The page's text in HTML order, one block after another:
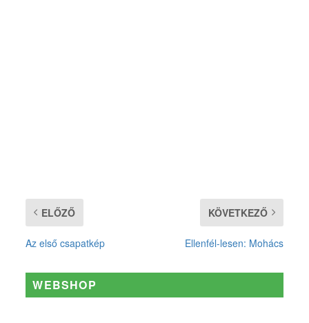
ELŐZŐ
Az első csapatkép
KÖVETKEZŐ
Ellenfél-lesen: Mohács
WEBSHOP